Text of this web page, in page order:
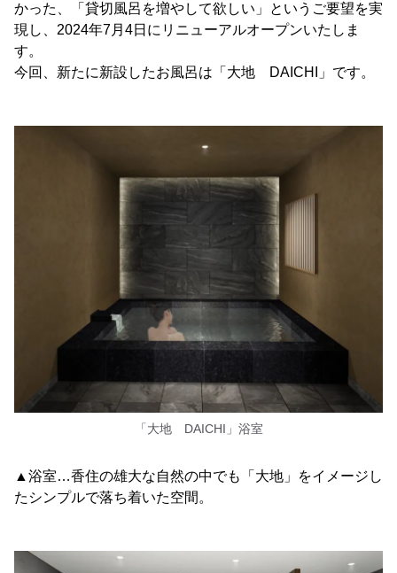
かった、「貸切風呂を増やして欲しい」というご要望を実
現し、2024年7月4日にリニューアルオープンいたしま
す。
今回、新たに新設したお風呂は「大地 DAICHI」です。
「大地 DAICHI」浴室
▲浴室…香住の雄大な自然の中でも「大地」をイメージし
たシンプルで落ち着いた空間。